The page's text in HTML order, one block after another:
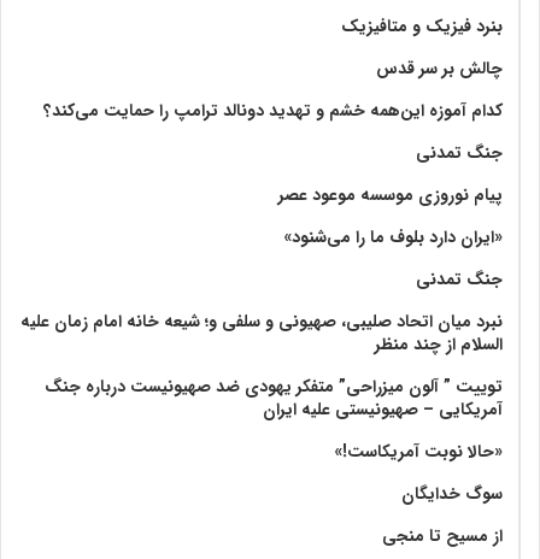
بنرد فیزیک و متافیزیک
چالش بر سر قدس
کدام آموزه این‌همه خشم و تهدید دونالد ترامپ را حمایت می‌کند؟
جنگ تمدنی
پیام نوروزی موسسه موعود عصر
«ایران دارد بلوف ما را می‌شنود»
جنگ تمدنی
نبرد میان اتحاد صلیبی، صهیونی و سلفی و؛ شیعه خانه امام زمان علیه
السلام از چند منظر
توییت ” آلون میزراحی” متفکر یهودی ضد صهیونیست درباره جنگ
آمریکایی – صهیونیستی علیه ایران
«حالا نوبت آمریکاست!»
سوگ خدایگان
از مسیح تا منجی